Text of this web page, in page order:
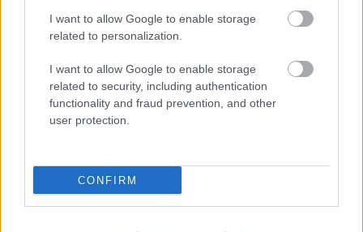
I want to allow Google to enable storage
related to personalization.
I want to allow Google to enable storage
related to security, including authentication
functionality and fraud prevention, and other
user protection.
CONFIRM
a korábbi számok fókusztémái:
a 2011. júliusi REC001Popzene és nyár
(SOLD OUT)
a 2011. szeptemberi REC002Popzene és
homoszexualitás
a 2011. novemberi REC003
a 2012. februári REC004Popzene és drogok
a 2012. májusi REC005
a 2012. augusztusi REC006